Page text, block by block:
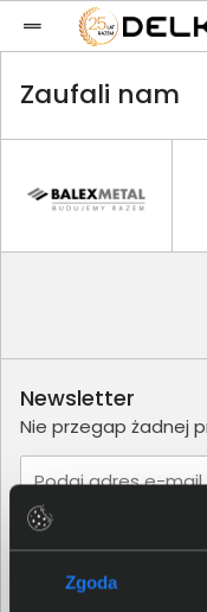
Zgoda
Zaufali nam
Newsletter
Nie przegap żadnej
Podaj adres e-mail